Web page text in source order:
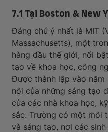
7.1 Tại Boston & New
Đáng chú ý nhất là MIT
Massachusetts), một
hàng đầu thế giới, nổi
tạo về khoa học, công
Được thành lập vào năm
nôi của những sáng tạo
của các nhà khoa học,
sắc. Trường có một môi
và sáng tạo, nơi các